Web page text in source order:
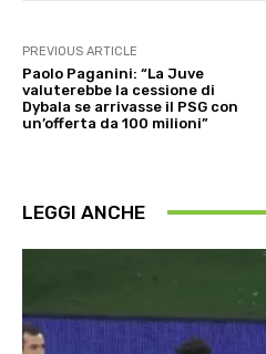
PREVIOUS ARTICLE
Paolo Paganini: “La Juve
valuterebbe la cessione di
Dybala se arrivasse il PSG con
un’offerta da 100 milioni”
LEGGI ANCHE